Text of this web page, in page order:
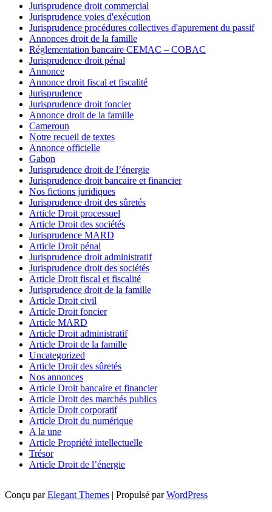
Jurisprudence droit commercial
Jurisprudence voies d'exécution
Jurisprudence procédures collectives d'apurement du passif
Annonces droit de la famille
Réglementation bancaire CEMAC – COBAC
Jurisprudence droit pénal
Annonce
Annonce droit fiscal et fiscalité
Jurisprudence
Jurisprudence droit foncier
Annonce droit de la famille
Cameroun
Notre recueil de textes
Annonce officielle
Gabon
Jurisprudence droit de l’énergie
Jurisprudence droit bancaire et financier
Nos fictions juridiques
Jurisprudence droit des sûretés
Article Droit processuel
Article Droit des sociétés
Jurisprudence MARD
Article Droit pénal
Jurisprudence droit administratif
Jurisprudence droit des sociétés
Article Droit fiscal et fiscalité
Jurisprudence droit de la famille
Article Droit civil
Article Droit foncier
Article MARD
Article Droit administratif
Article Droit de la famille
Uncategorized
Article Droit des sûretés
Nos annonces
Article Droit bancaire et financier
Article Droit des marchés publics
Article Droit corporatif
Article Droit du numérique
A la une
Article Propriété intellectuelle
Trésor
Article Droit de l’énergie
Conçu parElegant Themes | Propulsé parWordPress